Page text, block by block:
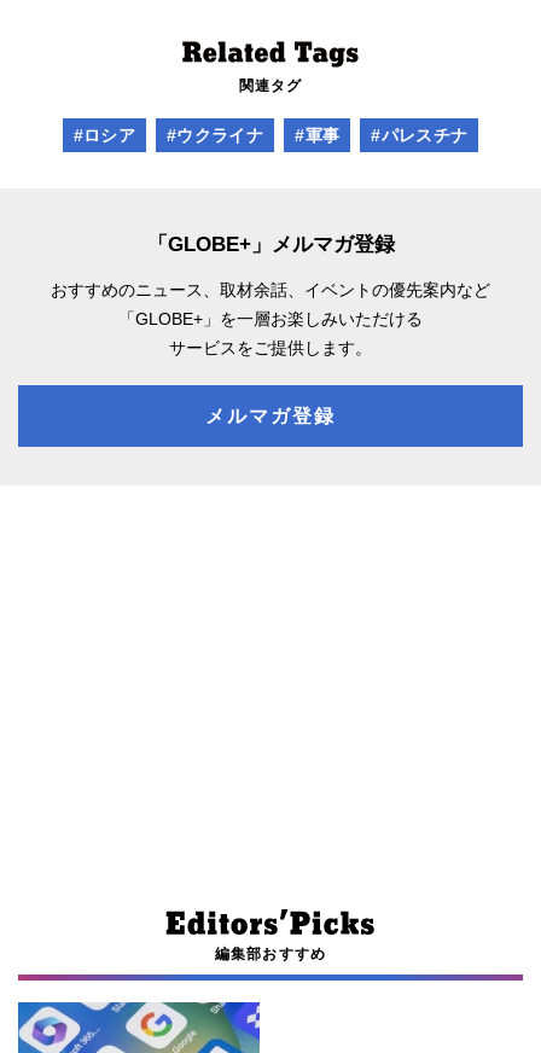
関連タグ
#ロシア #ウクライナ #軍事 #パレスチナ
「GLOBE+」メルマガ登録
おすすめのニュース、取材余話、 イベントの優先案内など
「GLOBE+」を一層お楽しみいただける
サービスをご提供します。
メルマガ登録
編集部おすすめ